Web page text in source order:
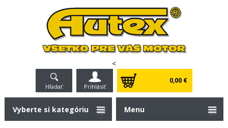
<
Hľadať Prihlásiť
0,00 €
Vyberte si kategóriu Menu